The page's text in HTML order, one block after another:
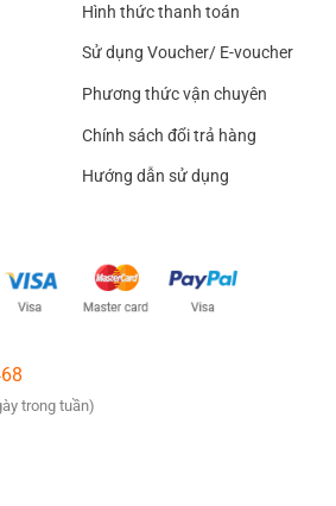
Hình thức thanh toán
Sử dụng Voucher/ E-voucher
Phương thức vận chuyên
Chính sách đổi trả hàng
Hướng dẫn sử dụng
trong tuần)